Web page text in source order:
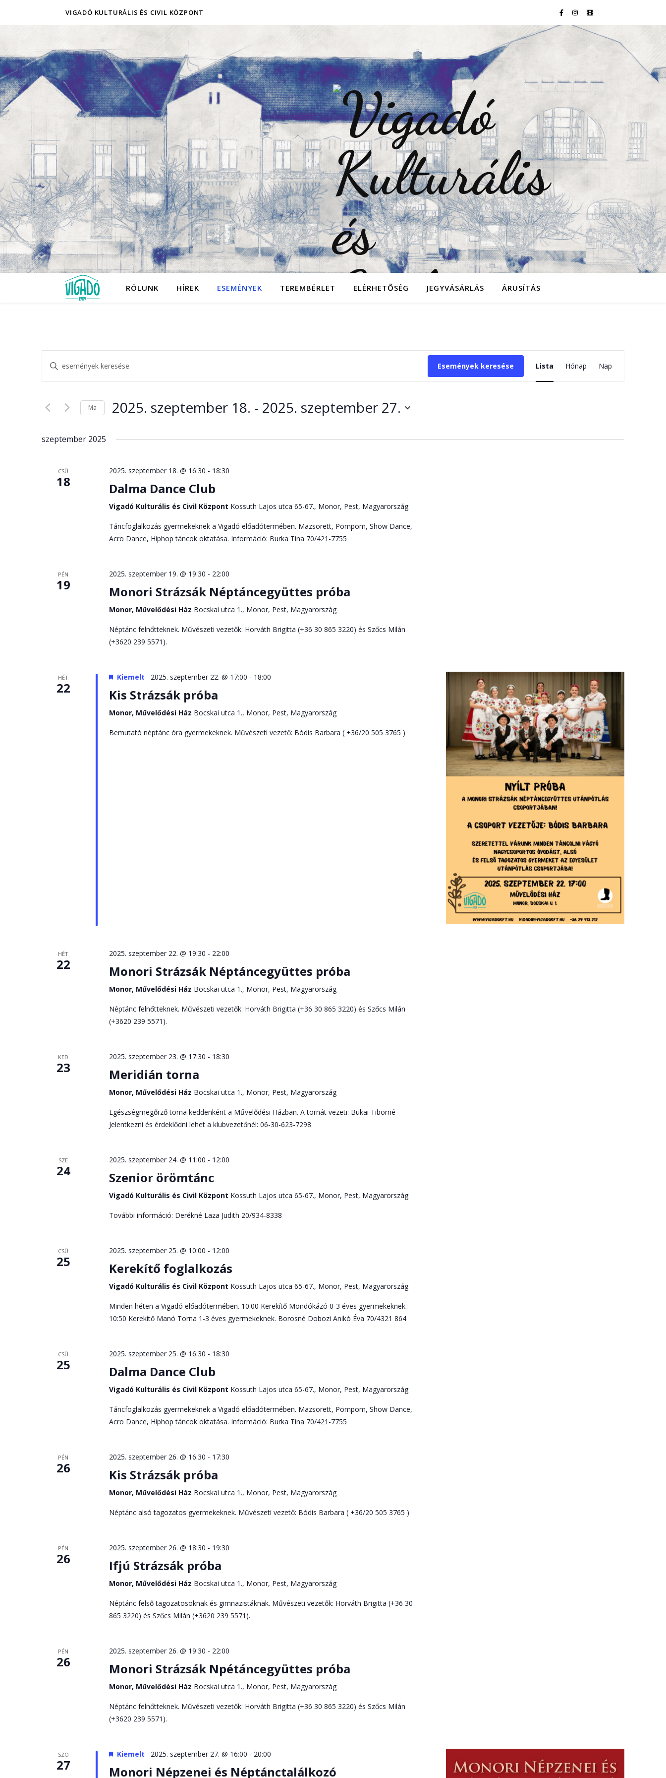
VIGADÓ KULTURÁLIS ÉS CIVIL KÖZPONT
RÓLUNK HÍREK ESEMÉNYEK TEREMBÉRLET ELÉRHETŐSÉG JEGYVÁSÁRLÁS ÁRUSÍTÁS
Események
keresése
és
nézet
Írja
be
meg
a
t
a
Események keresése
Esemény
nézet
Lista Hónap Nap
Ma 2025. szeptember 18. - 2025. szeptember 27.
szeptember 2025
CSÜ
18
2025. szeptember 18. @ 16:30 - 18:30
Dalma Dance Club
Vigadó Kulturális és Civil Központ Kossuth Lajos utca 65-67., Monor, Pest, Magyarország
Táncfoglalkozás gyermekeknek a Vigadó előadótermében. Mazsorett, Pompom, Show Dance,
Acro Dance, Hiphop táncok oktatása. Információ: Burka Tina 70/421-7755
PÉN
19
2025. szeptember 19. @ 19:30 - 22:00
Monori Strázsák Néptáncegyüttes próba
Monor, Művelődési Ház Bocskai utca 1., Monor, Pest, Magyarország
Néptánc felnőtteknek. Művészeti vezetők: Horváth Brigitta (+36 30 865 3220) és Szőcs Milán
(+3620 239 5571).
HÉT
22
Kiemelt 2025. szeptember 22. @ 17:00 - 18:00
Kis Strázsák próba
Monor, Művelődési Ház Bocskai utca 1., Monor, Pest, Magyarország
Bemutató néptánc óra gyermekeknek. Művészeti vezető: Bódis Barbara ( +36/20 505 3765 )
HÉT
22
2025. szeptember 22. @ 19:30 - 22:00
Monori Strázsák Néptáncegyüttes próba
Monor, Művelődési Ház Bocskai utca 1., Monor, Pest, Magyarország
Néptánc felnőtteknek. Művészeti vezetők: Horváth Brigitta (+36 30 865 3220) és Szőcs Milán
(+3620 239 5571).
KED
23
2025. szeptember 23. @ 17:30 - 18:30
Meridián torna
Monor, Művelődési Ház Bocskai utca 1., Monor, Pest, Magyarország
Egészségmegőrző torna keddenként a Művelődési Házban. A tornát vezeti: Bukai Tiborné
Jelentkezni és érdeklődni lehet a klubvezetőnél: 06-30-623-7298
SZE
24
2025. szeptember 24. @ 11:00 - 12:00
Szenior örömtánc
Vigadó Kulturális és Civil Központ Kossuth Lajos utca 65-67., Monor, Pest, Magyarország
További információ: Derékné Laza Judith 20/934-8338
CSÜ
25
2025. szeptember 25. @ 10:00 - 12:00
Kerekítő foglalkozás
Vigadó Kulturális és Civil Központ Kossuth Lajos utca 65-67., Monor, Pest, Magyarország
Minden héten a Vigadó előadótermében. 10:00 Kerekítő Mondókázó 0-3 éves gyermekeknek.
10:50 Kerekítő Manó Torna 1-3 éves gyermekeknek. Borosné Dobozi Anikó Éva 70/4321 864
CSÜ
25
2025. szeptember 25. @ 16:30 - 18:30
Dalma Dance Club
Vigadó Kulturális és Civil Központ Kossuth Lajos utca 65-67., Monor, Pest, Magyarország
Táncfoglalkozás gyermekeknek a Vigadó előadótermében. Mazsorett, Pompom, Show Dance,
Acro Dance, Hiphop táncok oktatása. Információ: Burka Tina 70/421-7755
PÉN
26
2025. szeptember 26. @ 16:30 - 17:30
Kis Strázsák próba
Monor, Művelődési Ház Bocskai utca 1., Monor, Pest, Magyarország
Néptánc alsó tagozatos gyermekeknek. Művészeti vezető: Bódis Barbara ( +36/20 505 3765 )
PÉN
26
2025. szeptember 26. @ 18:30 - 19:30
Ifjú Strázsák próba
Monor, Művelődési Ház Bocskai utca 1., Monor, Pest, Magyarország
Néptánc felső tagozatosoknak és gimnazistáknak. Művészeti vezetők: Horváth Brigitta (+36 30
865 3220) és Szőcs Milán (+3620 239 5571).
PÉN
26
2025. szeptember 26. @ 19:30 - 22:00
Monori Strázsák Npétáncegyüttes próba
Monor, Művelődési Ház Bocskai utca 1., Monor, Pest, Magyarország
Néptánc felnőtteknek. Művészeti vezetők: Horváth Brigitta (+36 30 865 3220) és Szőcs Milán
(+3620 239 5571).
SZO
27
Kiemelt 2025. szeptember 27. @ 16:00 - 20:00
Monori Népzenei és Néptánctalálkozó